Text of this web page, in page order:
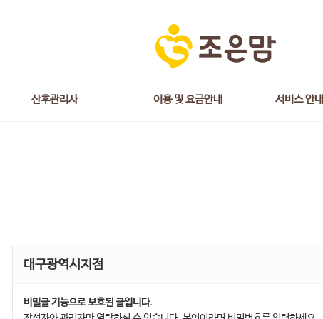
산후관리사 이용 및 요금안내 서비스 안내
대구광역시지점
비밀글 기능으로 보호된 글입니다.